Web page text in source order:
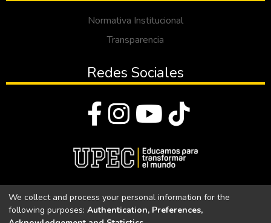
Normativa Institucional
Transparencia
Redes Sociales
Universidad Politécnica Estatal del Carchi
We collect and process your personal information for the
following purposes: Authentication, Preferences,